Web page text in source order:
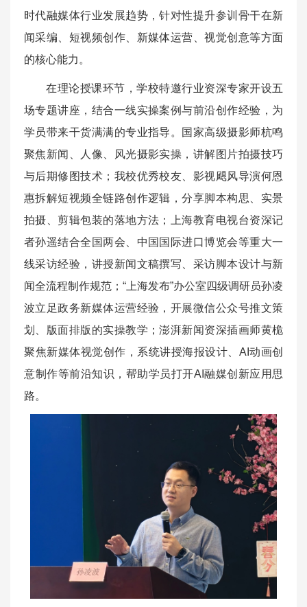
时代融媒体行业发展趋势，针对性提升参训骨干在新
闻采编、短视频创作、新媒体运营、视觉创意等方面
的核心能力。
在理论授课环节，学校特邀行业资深专家开设五
场专题讲座，结合一线实操案例与前沿创作经验，为
学员带来干货满满的专业指导。国家高级摄影师杭鸣
聚焦新闻、人像、风光摄影实操，讲解图片拍摄技巧
与后期修图技术；我校优秀校友、影视飓风导演何恩
惠拆解短视频全链路创作逻辑，分享脚本构思、实景
拍摄、剪辑包装的落地方法；上海教育电视台资深记
者孙遥结合全国两会、中国国际进口博览会等重大一
线采访经验，讲授新闻文稿撰写、采访脚本设计与新
闻全流程制作规范；“上海发布”办公室四级调研员孙凌
波立足政务新媒体运营经验，开展微信公众号推文策
划、版面排版的实操教学；澎湃新闻资深插画师黄桅
聚焦新媒体视觉创作，系统讲授海报设计、AI动画创
意制作等前沿知识，帮助学员打开AI融媒创新应用思
路。